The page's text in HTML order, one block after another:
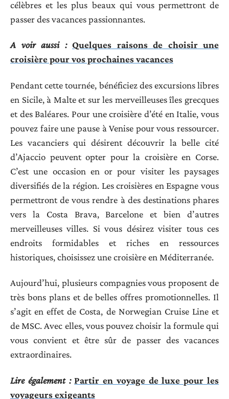
célèbres et les plus beaux qui vous permettront de
passer des vacances passionnantes.
A voir aussi : Quelques raisons de choisir une
croisière pour vos prochaines vacances
Pendant cette tournée, bénéficiez des excursions libres
en Sicile, à Malte et sur les merveilleuses îles grecques
et des Baléares. Pour une croisière d’été en Italie, vous
pouvez faire une pause à Venise pour vous ressourcer.
Les vacanciers qui désirent découvrir la belle cité
d’Ajaccio peuvent opter pour la croisière en Corse.
C’est une occasion en or pour visiter les paysages
diversifiés de la région. Les croisières en Espagne vous
permettront de vous rendre à des destinations phares
vers la Costa Brava, Barcelone et bien d’autres
merveilleuses villes. Si vous désirez visiter tous ces
endroits formidables et riches en ressources
historiques, choisissez une croisière en Méditerranée.
Aujourd’hui, plusieurs compagnies vous proposent de
très bons plans et de belles offres promotionnelles. Il
s’agit en effet de Costa, de Norwegian Cruise Line et
de MSC. Avec elles, vous pouvez choisir la formule qui
vous convient et être sûr de passer des vacances
extraordinaires.
Lire également : Partir en voyage de luxe pour les
voyageurs exigeants